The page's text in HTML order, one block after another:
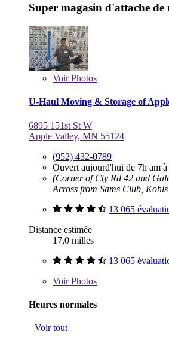
Super magasin d'attache de
VoirPhotos
U-Haul Moving & Storage of
6895 151st St W
Apple Valley, MN 55124
(952) 432-0789
Ouvert aujourd'hui de 7h am
(Corner of Cty Rd 42 and
Across from Sams Club,
13 065
Distance estimée
17,0 milles
13 065
VoirPhotos
Heures normales
Voir tout